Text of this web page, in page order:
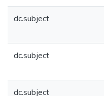
dc.subject
dc.subject
dc.subject